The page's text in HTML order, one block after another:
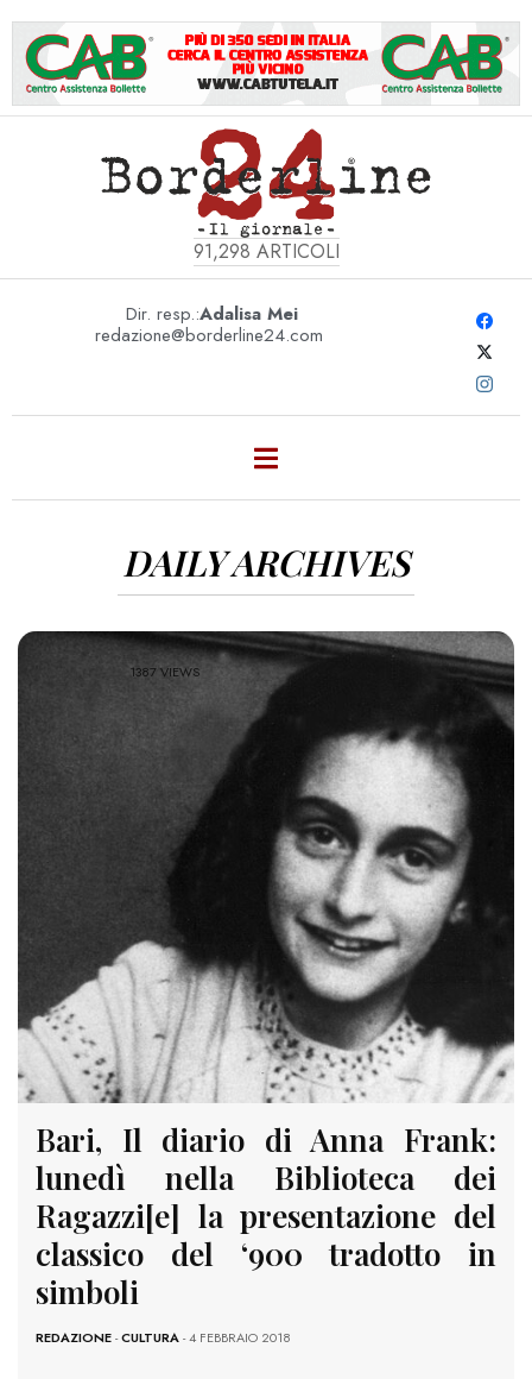
91,298 ARTICOLI
Dir. resp.:Adalisa Mei
redazione@borderline24.com
DAILY ARCHIVES
1387 VIEWS
Bari, Il diario di Anna Frank:
lunedì nella Biblioteca dei
Ragazzi[e] la presentazione del
classico del ‘900 tradotto in
simboli
REDAZIONE-CULTURA- 4 FEBBRAIO 2018